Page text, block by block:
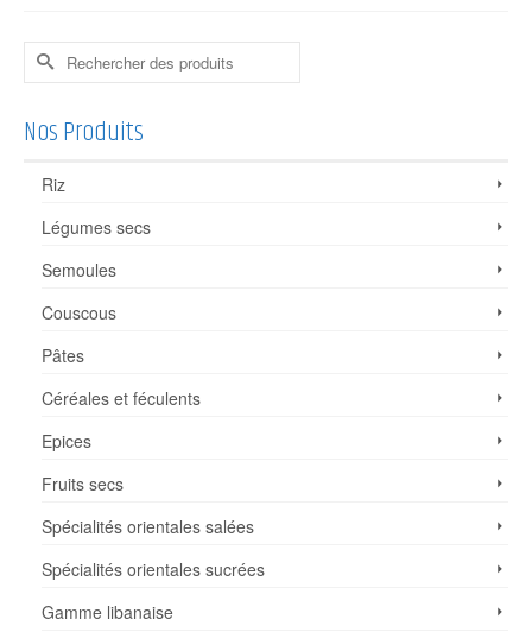
Rechercher :
Nos Produits
Riz
Légumes secs
Semoules
Couscous
Pâtes
Céréales et féculents
Epices
Fruits secs
Spécialités orientales salées
Spécialités orientales sucrées
Gamme libanaise